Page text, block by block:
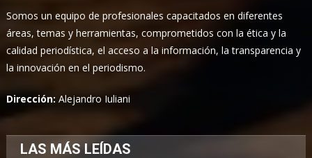
Somos un equipo de profesionales capacitados en diferentes
áreas, temas y herramientas, comprometidos con la ética y la
calidad periodística, el acceso a la información, la transparencia y
la innovación en el periodismo.
Dirección:Alejandro Iuliani
LAS MÁS LEÍDAS